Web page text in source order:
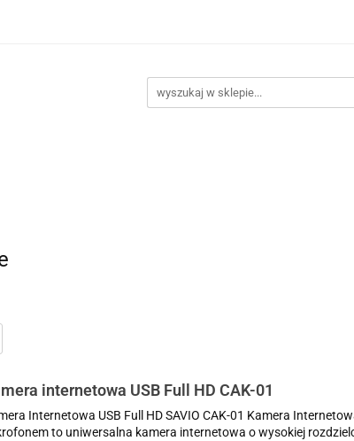
internetowa USB Full HD CAK-01
Internetowa USB Full HD SAVIO CAK-01 Kamera
to uniwersalna kamera internetowa o wysokiej